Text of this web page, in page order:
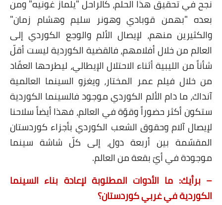
نجح في تحقيق هذا الحلم، كالراحل "يلماز غونيه" ومن
بعده "بهمن قوبادي وهونر سليم وهشام زمان"
والكثيرين منهم، لإيصال الألم والوجع الكوردي إلى
العالم من خلال أفلامهم، فالقضية الكوردية ليست أقلّ
شأناً من الليبية أثناء الاحتلال الإيطالي، ليطرحها العقّاد
من خلال فيلم عمر المختار، ويغزو السينما العالمية
آنداك، ما دام الألم الكوردي موجود فالسينما الكوردية
ستكون أكثر حضوراً وقوّة في العالم، فهذا أيضاً سلاحنا
لإيصال آلام وحقوق الشعب الكوردي بأجزاء كوردستان
المقسّمة بين أربعة دول، إلى كلّ شاشة سينما
موجودة في أيّ بقعة من العالم.
– برأيك: ما الأدوات المطلوبة لإعادة بناء السينما
الكوردية في غربي كوردستان؟